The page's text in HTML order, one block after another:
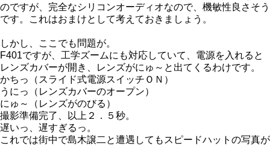
のですが、完全なシリコンオーディオなので、機敏性良さそう
です。これはおまけとして考えておきましょう。
しかし、ここでも問題が。
F401ですが、工学ズームにも対応していて、電源を入れると
レンズカバーが開き、レンズがにゅ～と出てくるわけです。
かちっ（スライド式電源スイッチＯＮ）
うにっ（レンズカバーのオープン）
にゅ～（レンズがのびる）
撮影準備完了、以上２．５秒。
遅いっ、遅すぎるっ。
これでは街中で島木譲二と遭遇してもスピードハットの写真が